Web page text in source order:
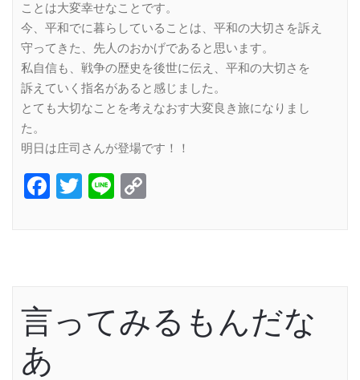
ことは大変幸せなことです。
今、平和でに暮らしていることは、平和の大切さを訴え
守ってきた、先人のおかげであると思います。
私自信も、戦争の歴史を後世に伝え、平和の大切さを
訴えていく指名があると感じました。
とても大切なことを考えなおす大変良き旅になりまし
た。
明日は庄司さんが登場です！！
Facebook
Twitter
Line
言ってみるもんだな
あ